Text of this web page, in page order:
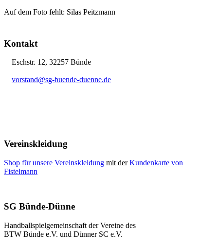
Auf dem Foto fehlt: Silas Peitzmann
Kontakt
Eschstr. 12, 32257 Bünde
vorstand@sg-buende-duenne.de
Vereinskleidung
Shop für unsere Vereinskleidung mit derKundenkarte von
Fistelmann
SG Bünde-Dünne
Handballspielgemeinschaft der Vereine des
BTW Bünde e.V. und Dünner SC e.V.